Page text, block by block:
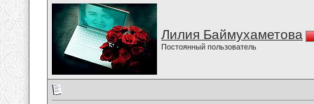
Лилия Баймухаметова
Постоянный пользователь